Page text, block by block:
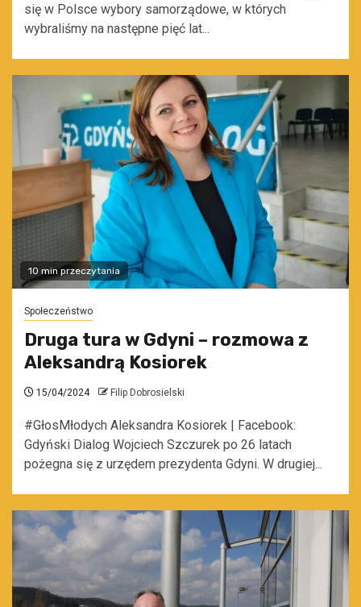
się w Polsce wybory samorządowe, w których
wybraliśmy na następne pięć lat...
10 min przeczytania
Społeczeństwo
Druga tura w Gdyni – rozmowa z
Aleksandrą Kosiorek
15/04/2024 Filip Dobrosielski
#GłosMłodych Aleksandra Kosiorek | Facebook:
Gdyński Dialog Wojciech Szczurek po 26 latach
pożegna się z urzędem prezydenta Gdyni. W drugiej...